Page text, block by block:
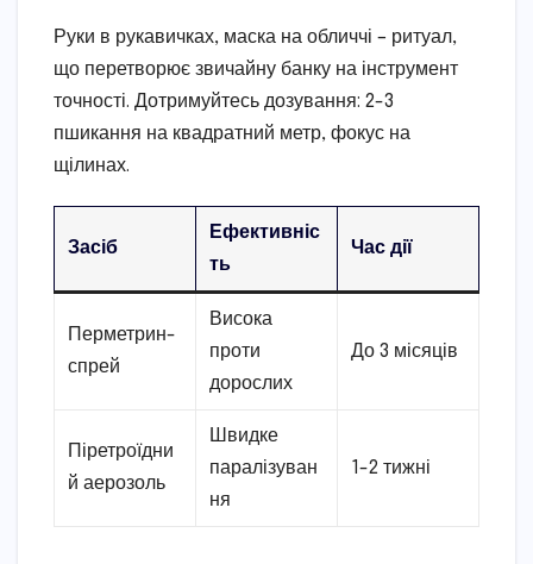
Руки в рукавичках, маска на обличчі – ритуал,
що перетворює звичайну банку на інструмент
точності. Дотримуйтесь дозування: 2-3
пшикання на квадратний метр, фокус на
щілинах.
Засіб
Ефективніс
ть
Час дії
Перметрин-
спрей
Висока
проти
дорослих
До 3 місяців
Піретроїдни
й аерозоль
Швидке
паралізуван
ня
1-2 тижні